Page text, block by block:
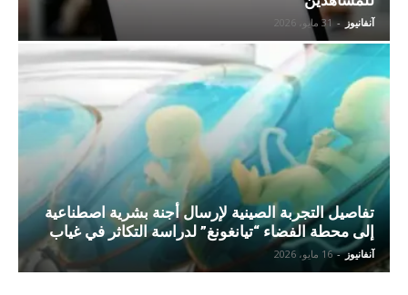
آنفانيوز - 31 مايو، 2026
تفاصيل التجربة الصينية لإرسال أجنة بشرية اصطناعية
إلى محطة الفضاء “تيانغونغ” لدراسة التكاثر في غياب
آنفانيوز - 16 مايو، 2026